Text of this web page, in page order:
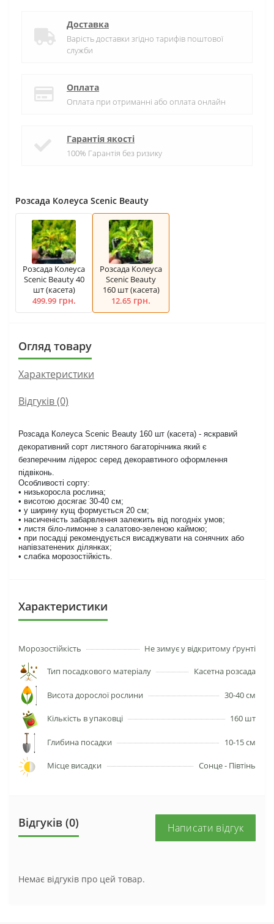
Доставка
Варість доставки згідно тарифів поштової
служби
Оплата
Оплата при отриманні або оплата онлайн
Гарантія якості
100% Гарантія без ризику
Розсада Колеуса Scenic Beauty
Розсада Колеуса
Scenic Beauty 40
шт (касета)
499.99грн.
Розсада Колеуса
Scenic Beauty
160 шт (касета)
12.65 грн.
Огляд товару
Характеристики
Відгуків (0)
Розсада Колеуса Scenic Beauty 160 шт (касета) - яскравий
декоративний сорт листяного багаторічника який є
безперечним лідерос серед декоравтиного оформлення
підвіконь.
Особливості сорту:
• низькоросла рослина;
• висотою досягає 30-40 см;
• у ширину кущ формується 20 см;
• насиченість забарвлення залежить від погодніх умов;
• листя біло-лимонне з салатово-зеленою каймою;
• при посадці рекомендується висаджувати на сонячних або
напівзатенених ділянках;
• слабка морозостійкість.
Характеристики
Морозостійкість Не зимує у відкритому ґрунті
Тип посадкового матеріалу Касетна розсада
Висота дорослої рослини 30-40 см
Кількість в упаковці 160 шт
Глибина посадки 10-15 см
Місце висадки Сонце - Півтінь
Відгуків (0) Написати відгук
Немає відгуків про цей товар.